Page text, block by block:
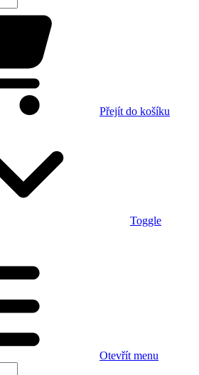
Přejít do košíku
Toggle
Otevřít menu